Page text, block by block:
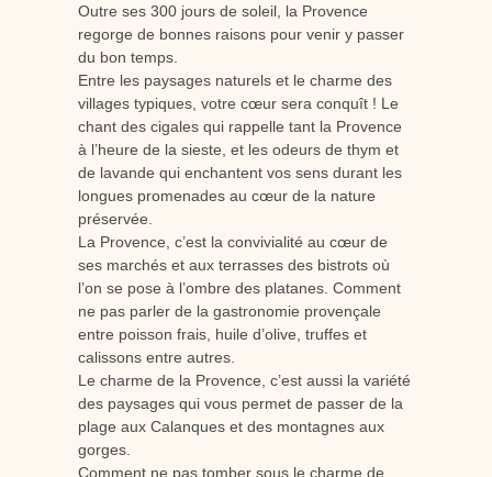
Outre ses 300 jours de soleil, la Provence
regorge de bonnes raisons pour venir y passer
du bon temps.
Entre les paysages naturels et le charme des
villages typiques, votre cœur sera conquît ! Le
chant des cigales qui rappelle tant la Provence
à l’heure de la sieste, et les odeurs de thym et
de lavande qui enchantent vos sens durant les
longues promenades au cœur de la nature
préservée.
La Provence, c’est la convivialité au cœur de
ses marchés et aux terrasses des bistrots où
l’on se pose à l’ombre des platanes. Comment
ne pas parler de la gastronomie provençale
entre poisson frais, huile d’olive, truffes et
calissons entre autres.
Le charme de la Provence, c’est aussi la variété
des paysages qui vous permet de passer de la
plage aux Calanques et des montagnes aux
gorges.
Comment ne pas tomber sous le charme de